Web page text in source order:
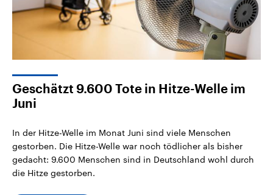
Geschätzt 9.600 Tote in Hitze-Welle im
Juni
In der Hitze-Welle im Monat Juni sind viele Menschen
gestorben. Die Hitze-Welle war noch tödlicher als bisher
gedacht: 9.600 Menschen sind in Deutschland wohl durch
die Hitze gestorben.